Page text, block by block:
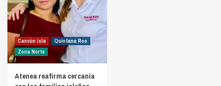
Cancún isla
Quintana Roo
Zona Norte
Atenea reafirma cercanía